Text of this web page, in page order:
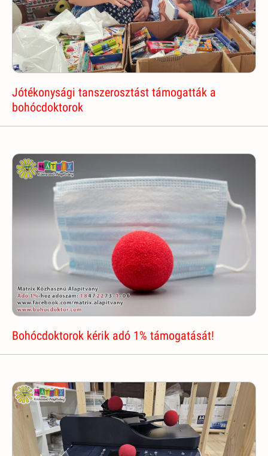
Jótékonysági tanszerosztást támogatták a
bohócdoktorok
Bohócdoktorok kérik adó 1% támogatását!